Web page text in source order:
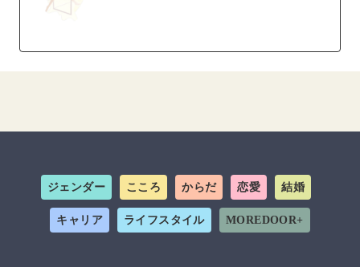
ジェンダー こころ からだ 恋愛 結婚
キャリア ライフスタイル MOREDOOR+